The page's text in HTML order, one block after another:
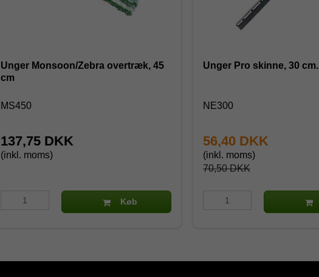
Unger Monsoon/Zebra overtræk, 45
cm
MS450
137,75 DKK
(inkl. moms)
Køb
Unger Pro skinne, 30 cm.
NE300
70,50 DKK
56,40 DKK
(inkl. moms)